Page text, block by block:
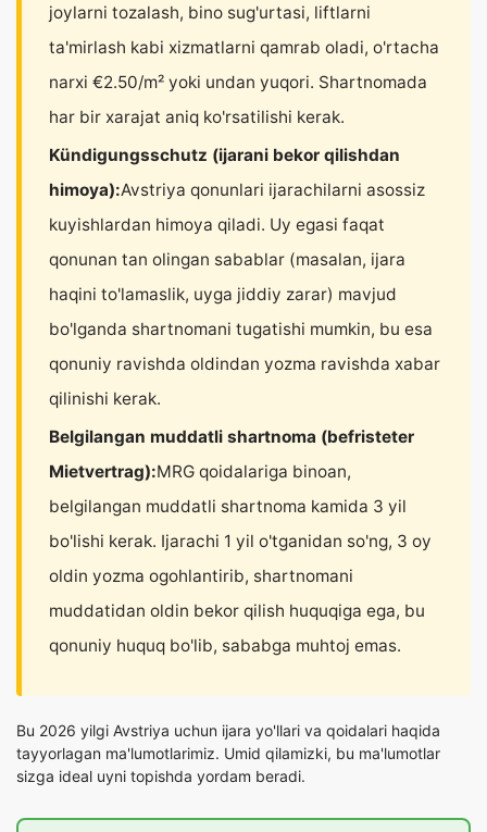
joylarni tozalash, bino sug'urtasi, liftlarni
ta'mirlash kabi xizmatlarni qamrab oladi, o'rtacha
narxi €2.50/m² yoki undan yuqori. Shartnomada
har bir xarajat aniq ko'rsatilishi kerak.
Kündigungsschutz (ijarani bekor qilishdan
himoya):Avstriya qonunlari ijarachilarni asossiz
kuyishlardan himoya qiladi. Uy egasi faqat
qonunan tan olingan sabablar (masalan, ijara
haqini to'lamaslik, uyga jiddiy zarar) mavjud
bo'lganda shartnomani tugatishi mumkin, bu esa
qonuniy ravishda oldindan yozma ravishda xabar
qilinishi kerak.
Belgilangan muddatli shartnoma (befristeter
Mietvertrag):MRG qoidalariga binoan,
belgilangan muddatli shartnoma kamida 3 yil
bo'lishi kerak. Ijarachi 1 yil o'tganidan so'ng, 3 oy
oldin yozma ogohlantirib, shartnomani
muddatidan oldin bekor qilish huquqiga ega, bu
qonuniy huquq bo'lib, sababga muhtoj emas.
Bu 2026 yilgi Avstriya uchun ijara yo'llari va qoidalari haqida
tayyorlagan ma'lumotlarimiz. Umid qilamizki, bu ma'lumotlar
sizga ideal uyni topishda yordam beradi.